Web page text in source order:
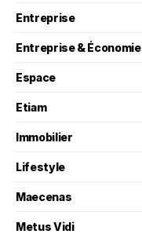
Entreprise
Entreprise & Économie
Espace
Etiam
Immobilier
Lifestyle
Maecenas
Metus Vidi